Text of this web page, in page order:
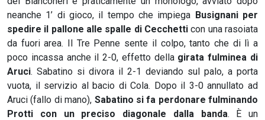
neanche 1’ di gioco, il tempo che impiega Busignani per
spedire il pallone alle spalle di Cecchetticon una rasoiata
da fuori area. Il Tre Penne sente il colpo, tanto che di lì a
poco incassa anche il 2-0, effetto della girata fulminea di
Aruci. Sabatino si divora il 2-1 deviando sul palo, a porta
vuota, il servizio al bacio di Cola. Dopo il 3-0 annullato ad
Aruci (fallo di mano), Sabatino si fa perdonare fulminando
Protti con un preciso diagonale dalla banda. È un